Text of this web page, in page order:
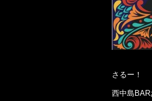
さるー！
西中島